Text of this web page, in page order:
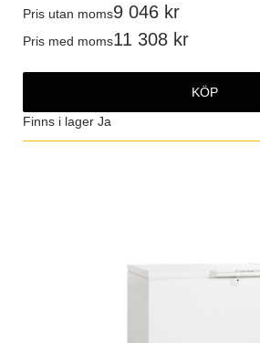
Pris utan moms9 046
Pris med moms11 308
KÖP
Finns i lager Ja